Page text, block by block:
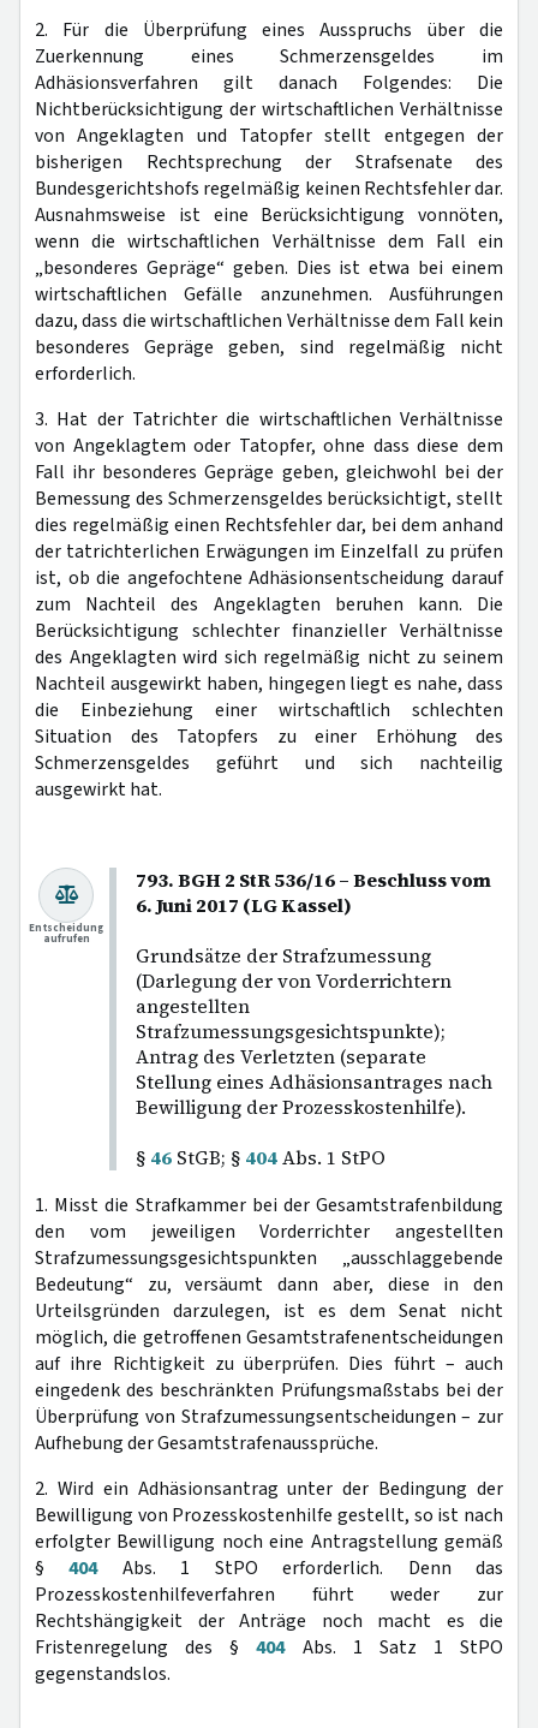
2. Für die Überprüfung eines Ausspruchs über die
Zuerkennung eines Schmerzensgeldes im
Adhäsionsverfahren gilt danach Folgendes: Die
Nichtberücksichtigung der wirtschaftlichen Verhältnisse
von Angeklagten und Tatopfer stellt entgegen der
bisherigen Rechtsprechung der Strafsenate des
Bundesgerichtshofs regelmäßig keinen Rechtsfehler dar.
Ausnahmsweise ist eine Berücksichtigung vonnöten,
wenn die wirtschaftlichen Verhältnisse dem Fall ein
„besonderes Gepräge“ geben. Dies ist etwa bei einem
wirtschaftlichen Gefälle anzunehmen. Ausführungen
dazu, dass die wirtschaftlichen Verhältnisse dem Fall kein
besonderes Gepräge geben, sind regelmäßig nicht
erforderlich.
3. Hat der Tatrichter die wirtschaftlichen Verhältnisse
von Angeklagtem oder Tatopfer, ohne dass diese dem
Fall ihr besonderes Gepräge geben, gleichwohl bei der
Bemessung des Schmerzensgeldes berücksichtigt, stellt
dies regelmäßig einen Rechtsfehler dar, bei dem anhand
der tatrichterlichen Erwägungen im Einzelfall zu prüfen
ist, ob die angefochtene Adhäsionsentscheidung darauf
zum Nachteil des Angeklagten beruhen kann. Die
Berücksichtigung schlechter finanzieller Verhältnisse
des Angeklagten wird sich regelmäßig nicht zu seinem
Nachteil ausgewirkt haben, hingegen liegt es nahe, dass
die Einbeziehung einer wirtschaftlich schlechten
Situation des Tatopfers zu einer Erhöhung des
Schmerzensgeldes geführt und sich nachteilig
ausgewirkt hat.
793. BGH 2 StR 536/16 – Beschluss vom
6. Juni 2017 (LG Kassel)
Grundsätze der Strafzumessung
(Darlegung der von Vorderrichtern
angestellten
Strafzumessungsgesichtspunkte);
Antrag des Verletzten (separate
Stellung eines Adhäsionsantrages nach
Bewilligung der Prozesskostenhilfe).
§ 46 StGB; § 404Abs. 1 StPO
Entscheidung
aufrufen
1. Misst die Strafkammer bei der Gesamtstrafenbildung
den vom jeweiligen Vorderrichter angestellten
Strafzumessungsgesichtspunkten „ausschlaggebende
Bedeutung“ zu, versäumt dann aber, diese in den
Urteilsgründen darzulegen, ist es dem Senat nicht
möglich, die getroffenen Gesamtstrafenentscheidungen
auf ihre Richtigkeit zu überprüfen. Dies führt – auch
eingedenk des beschränkten Prüfungsmaßstabs bei der
Überprüfung von Strafzumessungsentscheidungen – zur
Aufhebung der Gesamtstrafenaussprüche.
2. Wird ein Adhäsionsantrag unter der Bedingung der
Bewilligung von Prozesskostenhilfe gestellt, so ist nach
erfolgter Bewilligung noch eine Antragstellung gemäß
§404Abs. 1 StPO erforderlich. Denn das
Prozesskostenhilfeverfahren führt weder zur
Rechtshängigkeit der Anträge noch macht es die
Fristenregelung des §404Abs. 1 Satz 1 StPO
gegenstandslos.